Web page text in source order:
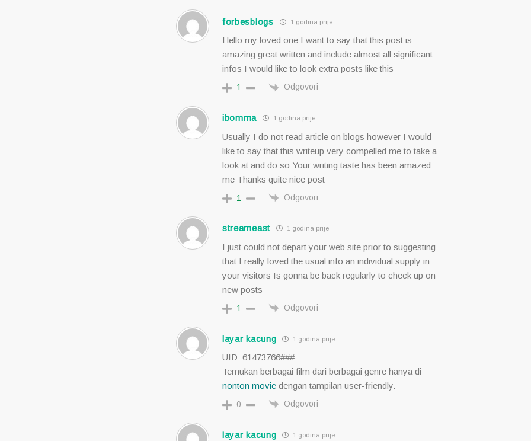
forbesblogs 1 godina prije
Hello my loved one I want to say that this post is
amazing great written and include almost all significant
infos I would like to look extra posts like this
1 Odgovori
ibomma 1 godina prije
Usually I do not read article on blogs however I would
like to say that this writeup very compelled me to take a
look at and do so Your writing taste has been amazed
me Thanks quite nice post
1 Odgovori
streameast 1 godina prije
I just could not depart your web site prior to suggesting
that I really loved the usual info an individual supply in
your visitors Is gonna be back regularly to check up on
new posts
1 Odgovori
layar kacung 1 godina prije
UID_61473766###
Temukan berbagai film dari berbagai genre hanya di
nonton moviedengan tampilan user-friendly.
0 Odgovori
layar kacung 1 godina prije